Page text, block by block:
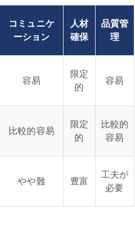
コミュニケ
ーション
人材
確保
品質管
理
容易
限定
的
容易
比較的容易
限定
的
比較的
容易
やや難 豊富
工夫が
必要